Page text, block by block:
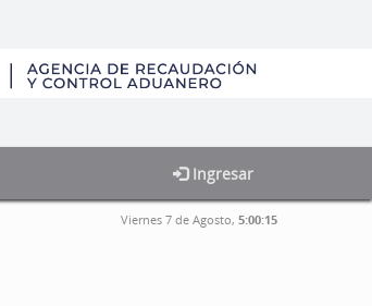
Ingresar
Viernes 7 de Agosto, 5:00:15